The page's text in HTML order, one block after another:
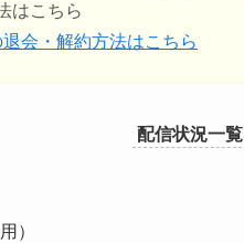
はこちら
会・解約方法はこちら
配信状況一覧
）